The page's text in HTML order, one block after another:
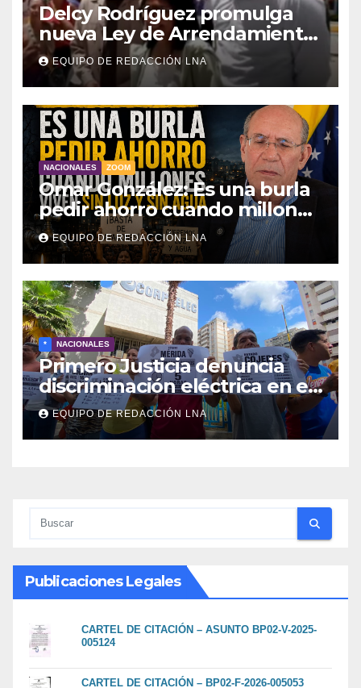
Delcy Rodríguez promulga
nueva Ley de Arrendamiento
para atender a familias
damnificadas
EQUIPO DE REDACCIÓN LNA
NACIONALES ZOOM
Omar González: Es una burla
pedir ahorro cuando millones
viven sin luz y sin agua
EQUIPO DE REDACCIÓN LNA
* NACIONALES
Primero Justicia denuncia
discriminación eléctrica en el
interior del país
EQUIPO DE REDACCIÓN LNA
Publicaciones Legales
CARTEL DE CITACIÓN – ASUNTO BP02-V-2025-
005124
CARTEL DE CITACIÓN – BP02-F-2026-005053